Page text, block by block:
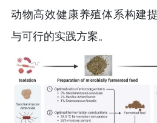
动物高效健康养殖体系构建
与可行的实践方案。